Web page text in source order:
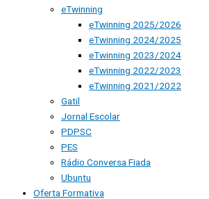
eTwinning
eTwinning 2025/2026
eTwinning 2024/2025
eTwinning 2023/2024
eTwinning 2022/2023
eTwinning 2021/2022
Gatil
Jornal Escolar
PDPSC
PES
Rádio Conversa Fiada
Ubuntu
Oferta Formativa